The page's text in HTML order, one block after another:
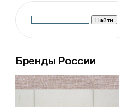
Бренды России